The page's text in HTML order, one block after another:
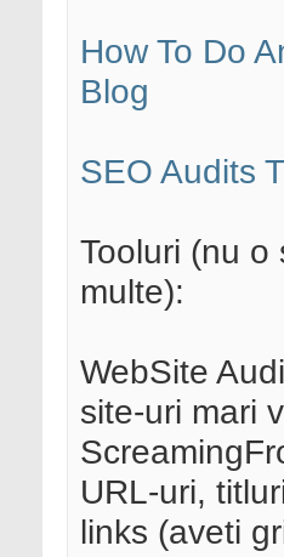
How To Do
Blog
SEO Audits
Tooluri (nu
multe):
WebSite
site-uri mari
URL-uri,
links (aveti